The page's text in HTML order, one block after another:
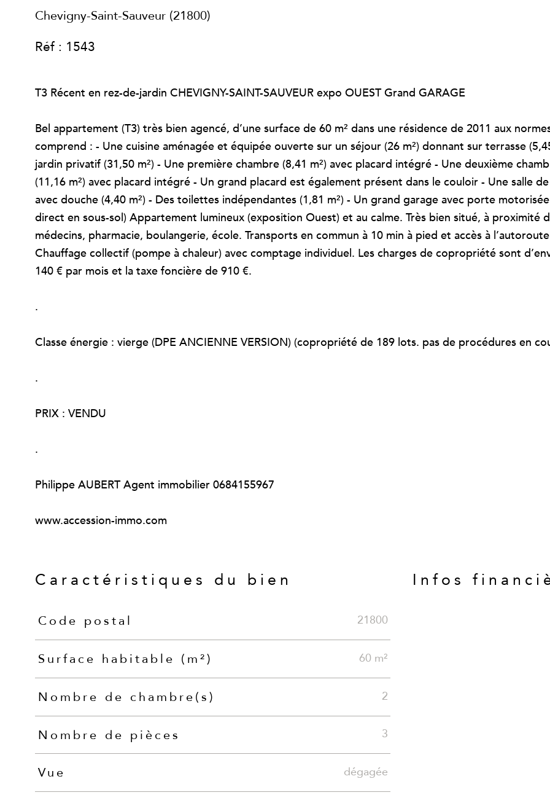
Chevigny-Saint-Sauveur (21800)
Réf : 1543
T3 Récent en rez-de-jardin CHEVIGNY-SAINT-SAUVEUR expo OUEST Grand GARAGE
Bel appartement (T3) très bien agencé, d’une surface de 60 m² dans une résidence de 2011 aux
comprend : - Une cuisine aménagée et équipée ouverte sur un séjour (26 m²) donnant sur terrasse
jardin privatif (31,50 m²) - Une première chambre (8,41 m²) avec placard intégré - Une deuxième
(11,16 m²) avec placard intégré - Un grand placard est également présent dans le couloir - Une salle
avec douche (4,40 m²) - Des toilettes indépendantes (1,81 m²) - Un grand garage avec porte
direct en sous-sol) Appartement lumineux (exposition Ouest) et au calme. Très bien situé, à proximité
médecins, pharmacie, boulangerie, école. Transports en commun à 10 min à pied et accès à
Chauffage collectif (pompe à chaleur) avec comptage individuel. Les charges de copropriété sont
140 € par mois et la taxe foncière de 910 €.
.
Classe énergie : vierge (DPE ANCIENNE VERSION) (copropriété de 189 lots. pas de procédures en
.
PRIX : VENDU
.
Philippe AUBERT Agent immobilier 0684155967
www.accession-immo.com
Caractéristiques du bien
Caractéristiques Valeurs
Code postal 21800
Surface habitable (m²) 60 m²
Nombre de chambre(s) 2
Nombre de pièces 3
Vue dégagée
Infos